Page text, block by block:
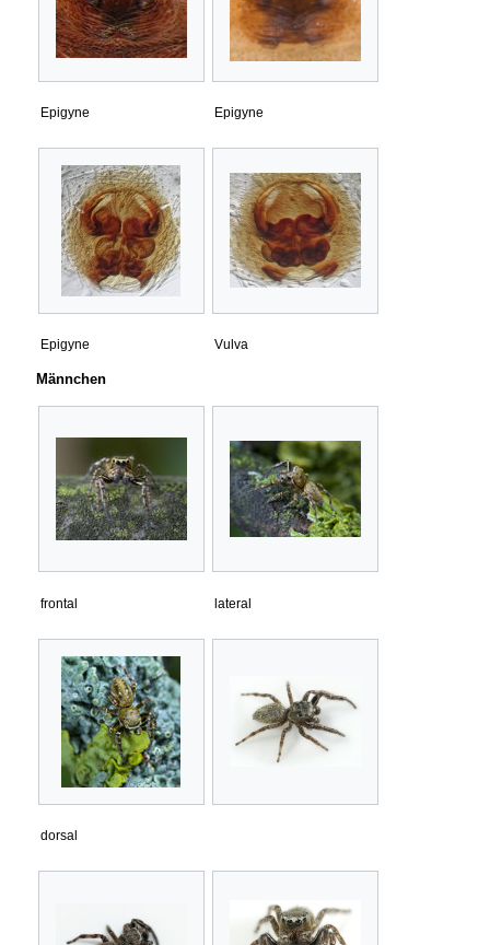
Epigyne Epigyne
Epigyne Vulva
Männchen
frontal lateral
dorsal